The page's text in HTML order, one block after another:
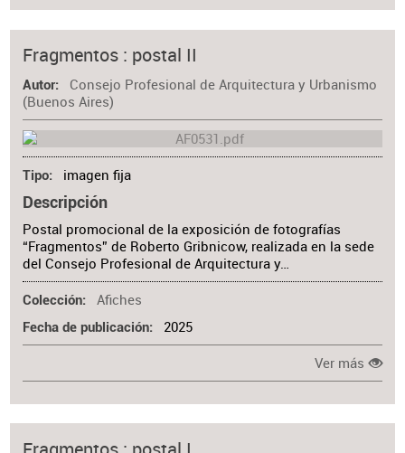
Fragmentos : postal II
Autor
Consejo Profesional de Arquitectura y Urbanismo
(Buenos Aires)
Tipo imagen fija
Descripción
Postal promocional de la exposición de fotografías
“Fragmentos” de Roberto Gribnicow, realizada en la sede
del Consejo Profesional de Arquitectura y…
Colección Afiches
Fecha de publicación 2025
Ver más